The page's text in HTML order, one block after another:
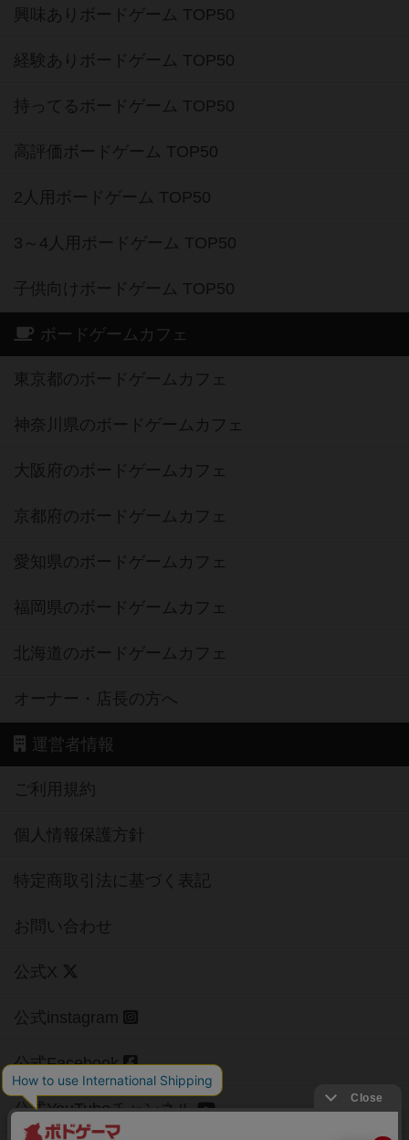
興味ありボードゲーム TOP50
経験ありボードゲーム TOP50
持ってるボードゲーム TOP50
高評価ボードゲーム TOP50
2人用ボードゲーム TOP50
3～4人用ボードゲーム TOP50
子供向けボードゲーム TOP50
ボードゲームカフェ
東京都のボードゲームカフェ
神奈川県のボードゲームカフェ
大阪府のボードゲームカフェ
京都府のボードゲームカフェ
愛知県のボードゲームカフェ
福岡県のボードゲームカフェ
北海道のボードゲームカフェ
オーナー・店長の方へ
運営者情報
ご利用規約
個人情報保護方針
特定商取引法に基づく表記
お問い合わせ
公式X
公式instagram
公式Facebook
公式YouTubeチャンネル